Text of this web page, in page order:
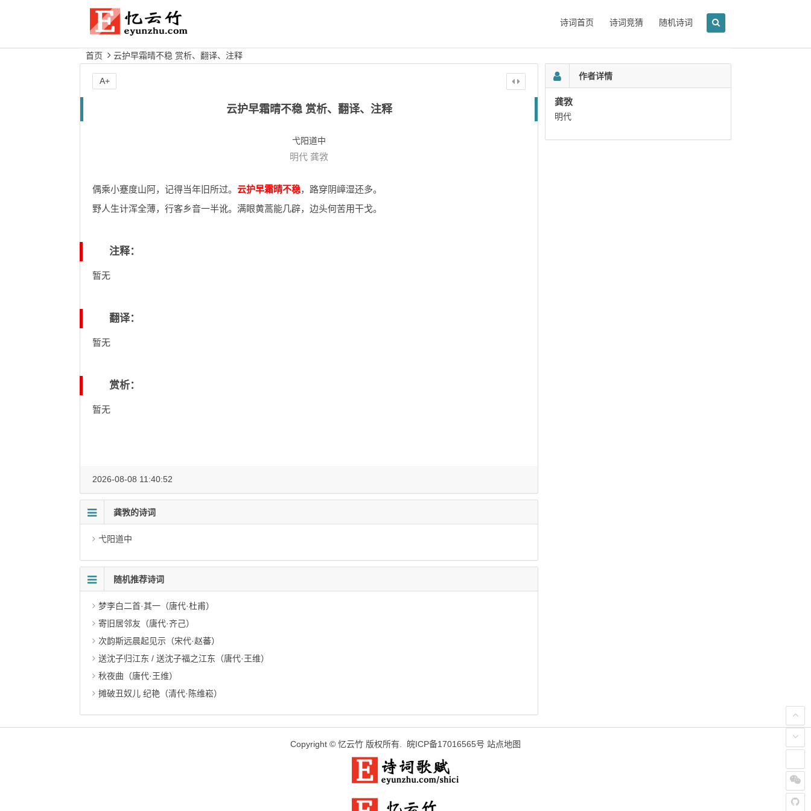
诗词首页 诗词竞猜 随机诗词
首页 云护早霜晴不稳 赏析、翻译、注释
云护早霜晴不稳 赏析、翻译、注释
弋阳道中
明代 龚敩
偶乘小蹇度山阿，记得当年旧所过。 云护早霜晴不稳，路穿阴嶂湿还多。
野人生计浑全薄，行客乡音一半讹。满眼黄蒿能几辟，边头何苦用干戈。
注释：
暂无
翻译：
暂无
赏析：
暂无
A+
2026-08-08 11:40:52
龚敩的诗词
弋阳道中
随机推荐诗词
梦李白二首·其一（唐代·杜甫）
寄旧居邻友（唐代·齐己）
次韵斯远晨起见示（宋代·赵蕃）
送沈子归江东 / 送沈子福之江东（唐代·王维）
秋夜曲（唐代·王维）
摊破丑奴儿 纪艳（清代·陈维崧）
作者详情
龚敩
明代
Copyright © 忆云竹 版权所有. 皖ICP备17016565号 站点地图